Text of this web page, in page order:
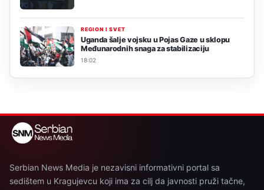
REGION I SVET
Uganda šalje vojsku u Pojas Gaze u sklopu
Međunarodnih snaga za stabilizaciju
18:02
Serbian News Media je nezavisni informativni portal sa
sedištem u Kragujevcu koji ima za cilj da javnosti pruži tačne,